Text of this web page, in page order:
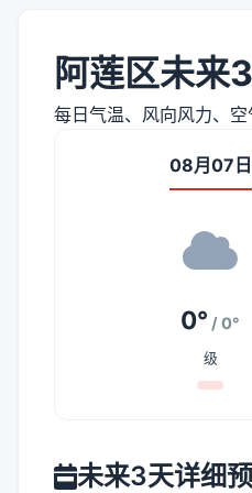
阿莲区未来
每日气温、风向风力、
08月07日
0° / 0°
级
未来3天详细